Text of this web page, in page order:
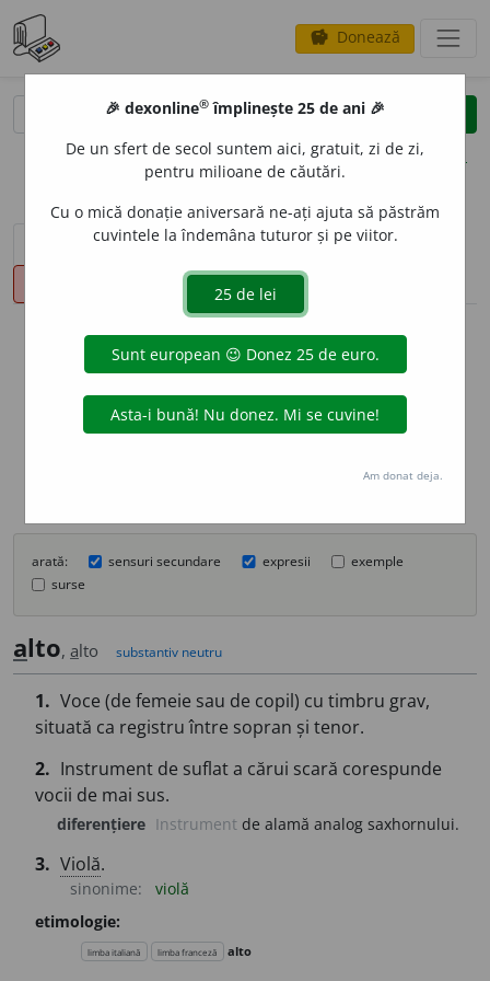
savings Donează
clear
opțiuni
sinteza definițiilor (1) definiții (18)
declinări
info
Aceste definiții sunt compilate de
echipa dexonline. Definițiile
originale se află pe filadefiniții.
Puteți reordona filele pe pagina de
arată: sensuri secundare expresii
exemple
surse
alto, alto substantiv neutru
1. Voce (de femeie sau de copil) cu timbru grav,
situată ca registru între sopran și tenor.
2. Instrument de suflat a cărui scară corespunde
vocii de mai sus.
diferențiere Instrument de alamă analog saxhornului.
3. Violă.
sinonime:
violă
etimologie:
limba italiană limba franceză alto
🎉 dexonline® împlinește 25 de ani 🎉
De un sfert de secol suntem aici, gratuit, zi de zi,
pentru milioane de căutări.
Cu o mică donație aniversară ne-ați ajuta să păstrăm
cuvintele la îndemâna tuturor și pe viitor.
Am donat deja.